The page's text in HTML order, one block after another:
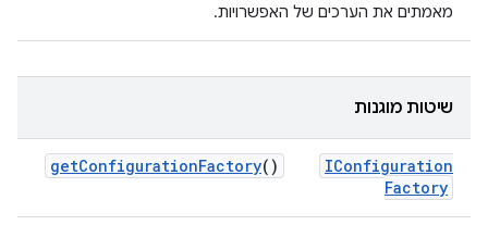
מאמתים את הערכים של האפשרויות.
שיטות מוגנות
IConfiguration
Factory
getConfigurationFactory()